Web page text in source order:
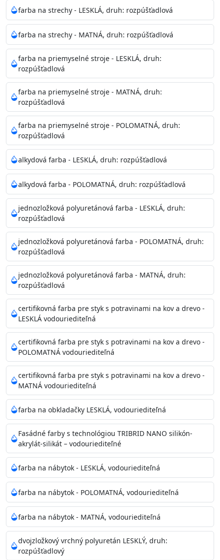
Neaplikujte pri teplote pod 5°C a nad teplotu 35°C alebo
pri relatívnej vlhkosti nad 80%.
Nepoužitá farba vyžaduje špeciálne zaobchádzanie na
bezpečnú likvidáciu.
Riedenie: do 10% vodou, podľa spôsobu aplikácie
Doba schnutia na dotyk
Doba na druhý náter: 3-4 hodiny
Balenie : 750ml, 1l, 3l, 9l, 15l
Výdatnosť na jednu vrstvu
Aplikácia: štetec, valček, striekacia pištoľ
Povrchová úprava: 1
Je možné tónovať v systéme Colorfull: áno
Merná hmotnosť : 1,54 ± 0,02 Kg / L (ISO 2811)
Čistenie: vodou
Príprava povrchu
Povrchy musia byť hladké, čisté, suché, zbavené prachu,
mastnoty, solí a materiálov so zlou priľnavosťou. Otvory
alebo trhliny vyplňte
akrylovým tmelom Acrylic putty, Visto alebo Acrylic light
putty a prebrúste. Nové alebo porézne povrchy natreté
menej kvalitnými farbami
vždy penetrujte. Odporúčané penetračné nátery
Acrylan Unco, Gypsum board alebo Vitex Primer 100% a
na škvrny použite Blanco eco
riediteľné vodou.
Skladovanie
48 mesiacov v orig. uzavretých obaloch medzi 5°C až
25°C
farba na strechy - LESKLÁ, druh: rozpúšťadlová
farba na strechy - MATNÁ, druh: rozpúšťadlová
farba na priemyselné stroje - LESKLÁ, druh:
rozpúšťadlová
farba na priemyselné stroje - MATNÁ, druh:
rozpúšťadlová
farba na priemyselné stroje - POLOMATNÁ, druh:
rozpúšťadlová
alkydová farba - LESKLÁ, druh: rozpúšťadlová
alkydová farba - POLOMATNÁ, druh: rozpúšťadlová
jednozložková polyuretánová farba - LESKLÁ, druh:
rozpúšťadlová
jednozložková polyuretánová farba - POLOMATNÁ, druh:
rozpúšťadlová
jednozložková polyuretánová farba - MATNÁ, druh:
rozpúšťadlová
certifikovná farba pre styk s potravinami na kov a drevo -
LESKLÁ vodouriediteľná
certifikovná farba pre styk s potravinami na kov a drevo -
POLOMATNÁ vodouriediteľná
certifikovná farba pre styk s potravinami na kov a drevo -
MATNÁ vodouriediteľná
farba na obkladačky LESKLÁ, vodouriediteľná
Fasádné farby s technológiou TRIBRID NANO silikón-
akrylát-silikát – vodouriediteľné
farba na nábytok - LESKLÁ, vodouriediteľná
farba na nábytok - POLOMATNÁ, vodouriediteľná
farba na nábytok - MATNÁ, vodouriediteľná
dvojzložkový vrchný polyuretán LESKLÝ, druh:
rozpúšťadlový